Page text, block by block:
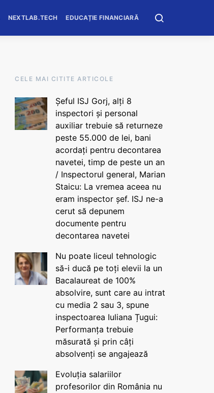
NEXTLAB.TECH EDUCAȚIE FINANCIARĂ
CELE MAI CITITE ARTICOLE
Șeful ISJ Gorj, alți 8
inspectori și personal
auxiliar trebuie să returneze
peste 55.000 de lei, bani
acordați pentru decontarea
navetei, timp de peste un an
/ Inspectorul general, Marian
Staicu: La vremea aceea nu
eram inspector șef. ISJ ne-a
cerut să depunem
documente pentru
decontarea navetei
Nu poate liceul tehnologic
să-i ducă pe toți elevii la un
Bacalaureat de 100%
absolvire, sunt care au intrat
cu media 2 sau 3, spune
inspectoarea Iuliana Țugui:
Performanța trebuie
măsurată și prin câți
absolvenți se angajează
Evoluția salariilor
profesorilor din România nu